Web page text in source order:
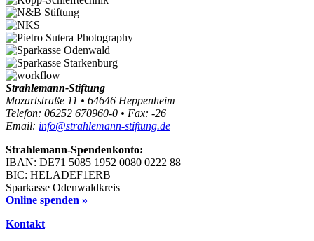
Strahlemann-Stiftung
Mozartstraße 11 • 64646 Heppenheim
Telefon: 06252 670960-0 • Fax: -26
Email: info@strahlemann-stiftung.de
Strahlemann-Spendenkonto:
IBAN: DE71 5085 1952 0080 0222 88
BIC: HELADEF1ERB
Sparkasse Odenwaldkreis
Online spenden »
Kontakt